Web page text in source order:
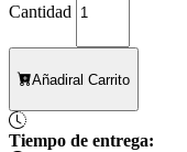
Cantidad
Añadiral Carrito
Tiempo de entrega: